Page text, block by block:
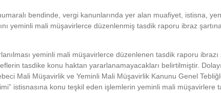
bendinde, vergi kanunlarında yer alan muafiyet, istisna,
yeminli mali müşavirlerce düzenlenmiş tasdik raporu ibraz şartına
yeminli mali müşavirlerce düzenlenen tasdik raporu ibrazı
tasdike konu haktan yararlanamayacakları belirtilmiştir.
Mali Müşavirlik ve Yeminli Mali Müşavirlik Kanunu Genel
istisnasına konu teşkil eden işlemlerin yeminli mali müşavirlere